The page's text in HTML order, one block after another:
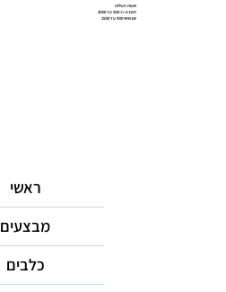
שעות פעילות
ימים א-ה: 9:00 עד 20:00
יום שישי 9:00 עד 15:00
ראשי
מבצעים
כלבים